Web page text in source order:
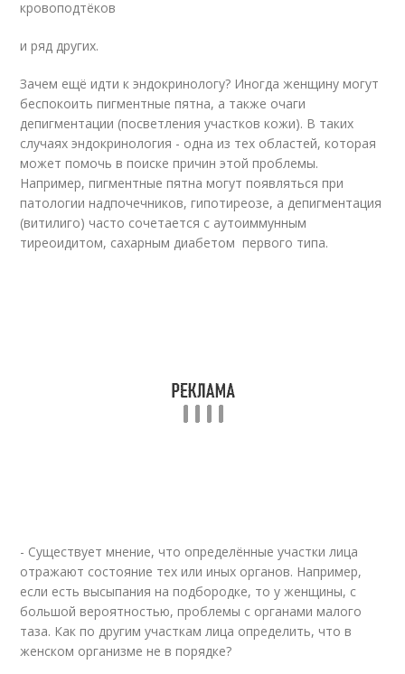
кровоподтёков
и ряд других.
Зачем ещё идти к эндокринологу? Иногда женщину могут
беспокоить пигментные пятна, а также очаги
депигментации (посветления участков кожи). В таких
случаях эндокринология - одна из тех областей, которая
может помочь в поиске причин этой проблемы.
Например, пигментные пятна могут появляться при
патологии надпочечников, гипотиреозе, а депигментация
(витилиго) часто сочетается с аутоиммунным
тиреоидитом, сахарным диабетом первого типа.
- Существует мнение, что определённые участки лица
отражают состояние тех или иных органов. Например,
если есть высыпания на подбородке, то у женщины, с
большой вероятностью, проблемы с органами малого
таза. Как по другим участкам лица определить, что в
женском организме не в порядке?